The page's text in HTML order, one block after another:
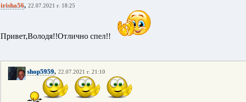
irisha56, 22.07.2021 г. 18:25
Привет,Володя!!Отлично спел!!
shop5959, 22.07.2021 г. 21:10